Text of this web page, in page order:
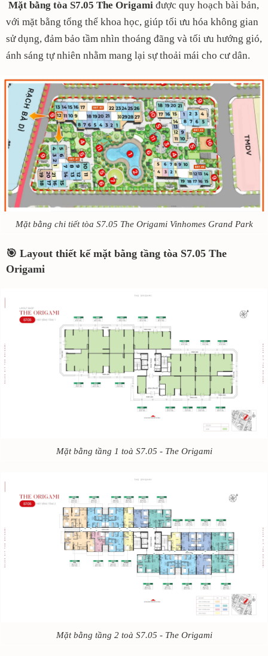
Mặt bằng tòa S7.05 The Origami được quy hoạch bài bản,
với mặt bằng tổng thể khoa học, giúp tối ưu hóa không gian
sử dụng, đảm bảo tầm nhìn thoáng đãng và tối ưu hướng gió,
ánh sáng tự nhiên nhằm mang lại sự thoải mái cho cư dân.
Mặt bằng chi tiết tòa S7.05 The Origami Vinhomes Grand Park
🎯 Layout thiết kế mặt bằng tầng tòa S7.05 The
Origami
Mặt bằng tầng 1 toà S7.05 - The Origami
Mặt bằng tầng 2 toà S7.05 - The Origami